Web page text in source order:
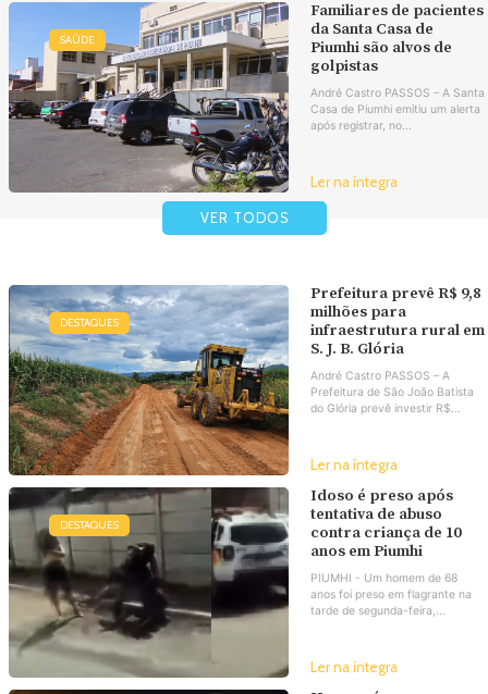
SAÚDE
Familiares de pacientes
da Santa Casa de
Piumhi são alvos de
golpistas
André Castro PASSOS – A Santa
Casa de Piumhi emitiu um alerta
após registrar, no...
Ler na íntegra
VER TODOS
DESTAQUES
Prefeitura prevê R$ 9,8
milhões para
infraestrutura rural em
S. J. B. Glória
André Castro PASSOS – A
Prefeitura de São João Batista
do Glória prevê investir R$...
Ler na íntegra
DESTAQUES
Idoso é preso após
tentativa de abuso
contra criança de 10
anos em Piumhi
PIUMHI - Um homem de 68
anos foi preso em flagrante na
tarde de segunda-feira,...
Ler na íntegra